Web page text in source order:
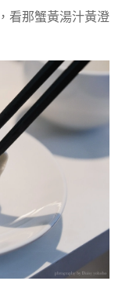
看那蟹黃湯汁黃澄